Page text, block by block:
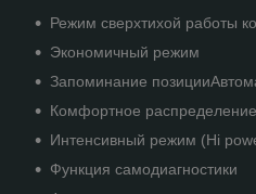
Режим сверхтихой работы
Экономичный режим
Запоминание
Комфортное распределение
Интенсивный режим (Hi
Функция самодиагностики